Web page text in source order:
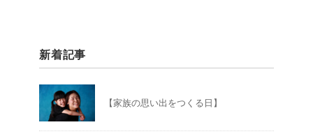
新着記事
【家族の思い出をつくる日】